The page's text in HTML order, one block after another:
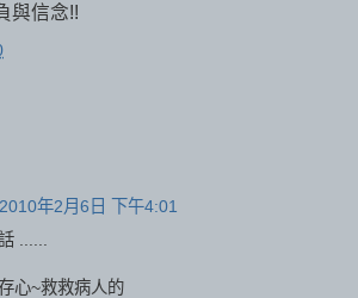
與信念!!
2010年2月6日 下午4:01
......
心~救救病人的